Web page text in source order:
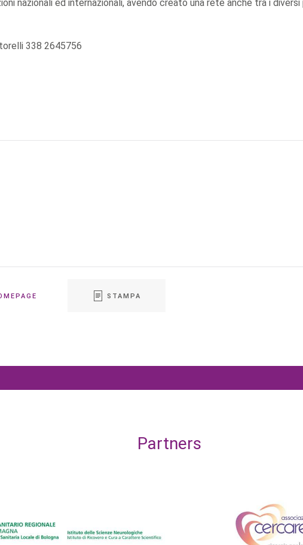
nazionali ed internazionali, avendo creato una rete anche tra i diversi
338 2645756
STAMPA
Partners